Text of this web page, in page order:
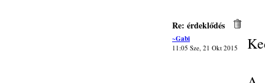
Re: érdeklődés
~Gabi
11:05 Sze, 21 Okt 2015